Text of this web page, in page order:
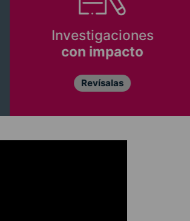
Investigaciones
con impacto